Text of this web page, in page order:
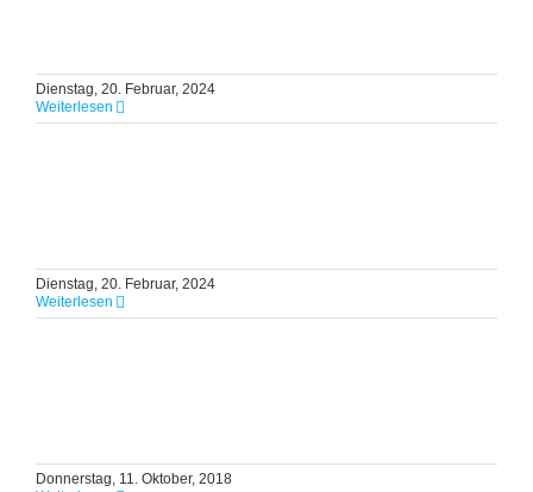
Dienstag, 20. Februar, 2024
Weiterlesen
Dienstag, 20. Februar, 2024
Weiterlesen
Donnerstag, 11. Oktober, 2018